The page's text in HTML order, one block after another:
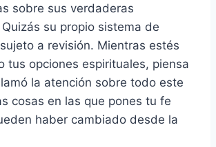
sobre sus verdaderas
su propio sistema de
a revisión. Mientras estés
tus opciones espirituales, piensa
la atención sobre todo este
cosas en las que pones tu fe
haber cambiado desde la